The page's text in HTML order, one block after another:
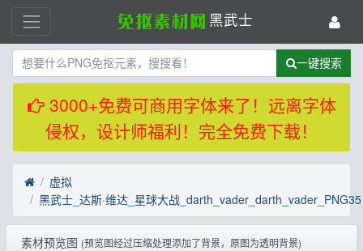
黑武士
一键搜索
3000+免费可商用字体来了！远离字体
侵权，设计师福利！完全免费下载！
虚拟
黑武士_达斯·维达_星球大战_darth_vader_darth_vader_PNG35
素材预览图 (预览图经过压缩处理添加了背景，原图为透明背景)